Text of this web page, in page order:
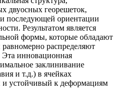
двуосных георешеток,
последующей ориентации
Результатом является
формы, которые обладают
распределяют
Эта инновационная
заклинивание
и т.д.) в ячейках
и устойчивый к деформациям